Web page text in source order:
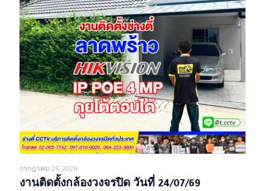
กรกฎาคม 29, 2026
งานติดตั้งกล้องวงจรปิด วันที่ 24/07/69